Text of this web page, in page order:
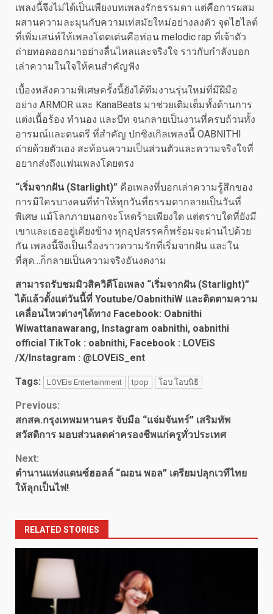
เพลงนี้จึงไม่ได้เป็นเพียงบทเพลงรักธรรมดา แต่คือการผสม
ผสานความละมุนกับความเท่สมัยใหม่อย่างลงตัว จุดไฮไลต์
ที่เพิ่มเสน่ห์ให้เพลงโดดเด่นคือท่อน melodic rap ที่เจ้าตัว
ถ่ายทอดออกมาอย่างลื่นไหลและจริงใจ ราวกับกำลังบอก
เล่าความในใจให้คนสำคัญฟัง
เบื้องหลังความพิเศษครั้งนี้ยังได้ทีมงานรุ่นใหม่ที่มีฝีมือ
อย่าง ARMOR และ KanaBeats มาช่วยเติมเต็มทั้งด้านการ
แต่งเนื้อร้อง ทำนอง และบีท จนกลายเป็นงานที่ครบถ้วนทั้ง
อารมณ์และดนตรี ที่สำคัญ ปกซิงเกิลเพลงนี้ OABNITHI
ถ่ายด้วยตัวเอง สะท้อนความเป็นส่วนตัวและความจริงใจที่
อยากส่งถึงแฟนเพลงโดยตรง
“เริ่มจากฝัน (Starlight)” คือเพลงที่บอกเล่าความรู้สึกของ
การมีใครบางคนที่ทำให้ทุกวันที่ธรรมดากลายเป็นวันที่
พิเศษ แม้โลกภายนอกจะโหดร้ายเพียงใด แต่ตราบใดที่ยังมี
เขาและเธออยู่เคียงข้าง ทุกอุปสรรคก็พร้อมจะผ่านไปด้วย
กัน เพลงนี้จึงเป็นเรื่องราวความรักที่เริ่มจากฝัน และใน
ที่สุด…ก็กลายเป็นความจริงอันงดงาม
สามารถรับชมมิวสิควิดีโอเพลง “เริ่มจากฝัน (Starlight)”
ได้แล้วตั้งแต่วันนี้ที่ Youtube/OabnithiW และติดตามความ
เคลื่อนไหวต่างๆได้ทาง Facebook: Oabnithi
Wiwattanawarang, Instagram oabnithi, oabnithi
official TikTok : oabnithi, Facebook : LOVEiS
/X/Instagram : @LOVEiS_ent
Tags: LOVEis Entertainment tpop โอบ โอบนิธิ
Continue
Reading
Previous:
สกสค.กรุงเทพมหานคร จับมือ “แจ่มจันทร์” เสริมทัพ
สวัสดิการ มอบส่วนลดค่าครองชีพแก่ครูทั่วประเทศ
Next:
ตำนานแห่งแดนซ์ฮอลล์ “ฌอน พอล” เตรียมปลุกเวทีไทย
ให้ลุกเป็นไฟ!
RELATED STORIES